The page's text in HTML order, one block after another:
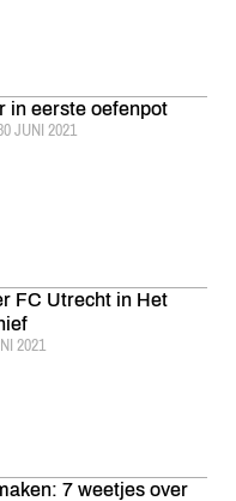
in eerste oefenpot
JUNI 2021
FC Utrecht in Het
2021
7 weetjes over